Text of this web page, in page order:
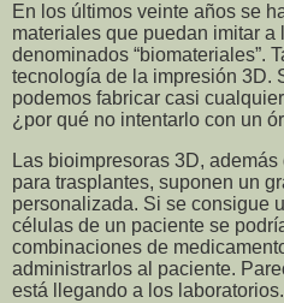
En los últimos veinte años se
materiales que puedan imitar a
denominados “biomateriales”.
tecnología de la impresión 3D.
podemos fabricar casi
¿por qué no intentarlo con un
Las bioimpresoras 3D,
para trasplantes, suponen un
personalizada. Si se consigue
células de un paciente se
combinaciones de
administrarlos al paciente.
está llegando a los laboratorios.